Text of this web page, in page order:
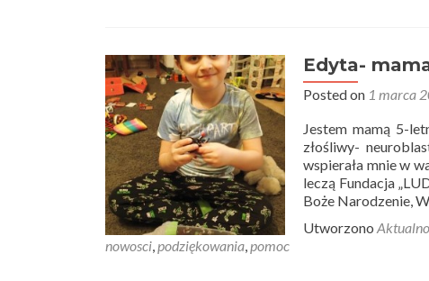
Edyta-
Posted on 1 marca
Jestem mamą 5-
złośliwy-
wspierała mnie w
leczą Fundacja
Boże Narodzenie,
Utworzono
nowosci,podziękowania,pomoc